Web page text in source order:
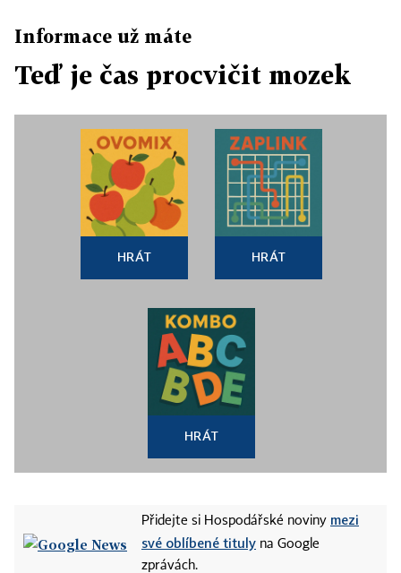
Informace už máte
Teď je čas procvičit mozek
HRÁT HRÁT
HRÁT
Přidejte si Hospodářské noviny mezi
své oblíbené tituly na Google
zprávách.